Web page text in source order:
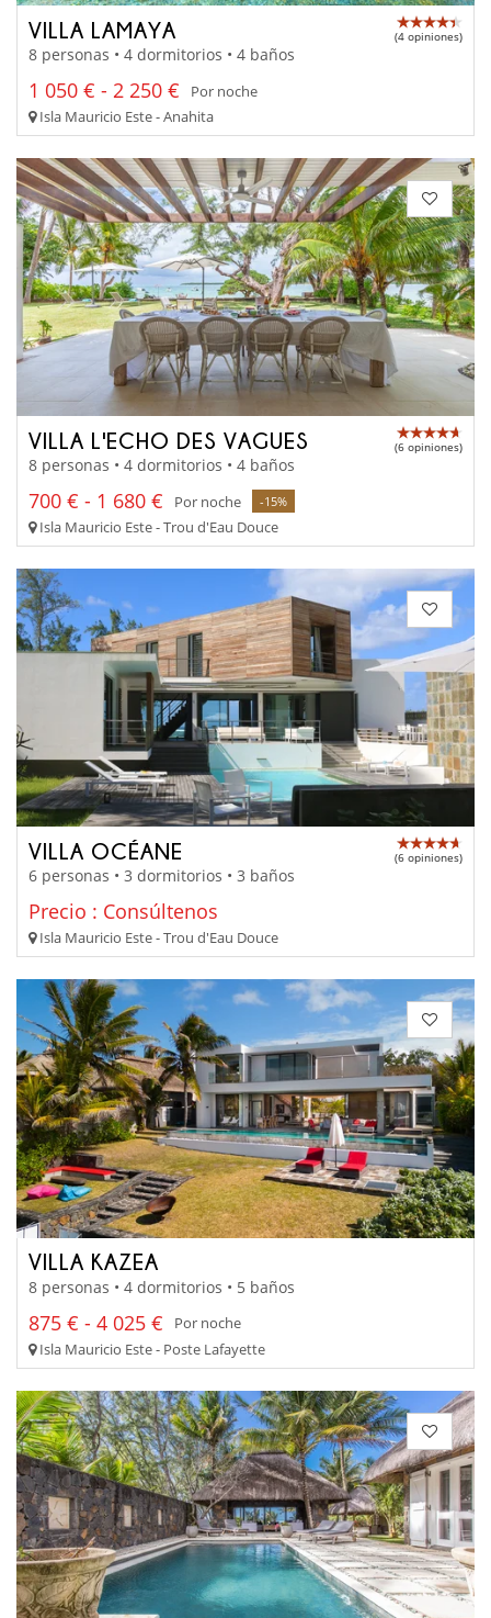
VILLA LAMAYA (4 opiniones)
8 personas • 4 dormitorios • 4 baños
1 050 € - 2 250 €
Por noche
Isla Mauricio Este - Anahita
VILLA L'ECHO DES VAGUES (6 opiniones)
8 personas • 4 dormitorios • 4 baños
700 € - 1 680 € Por noche -15%
Isla Mauricio Este - Trou d'Eau Douce
VILLA OCÉANE (6 opiniones)
6 personas • 3 dormitorios • 3 baños
Precio : Consúltenos
Isla Mauricio Este - Trou d'Eau Douce
VILLA KAZEA
8 personas • 4 dormitorios • 5 baños
875 € - 4 025 €
Por noche
Isla Mauricio Este - Poste Lafayette